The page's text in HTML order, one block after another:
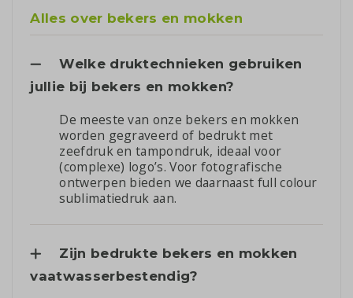
Alles over bekers en mokken
Welke druktechnieken gebruiken
jullie bij bekers en mokken?
De meeste van onze bekers en mokken
worden gegraveerd of bedrukt met
zeefdruk en tampondruk, ideaal voor
(complexe) logo’s. Voor fotografische
ontwerpen bieden we daarnaast full colour
sublimatiedruk aan.
Zijn bedrukte bekers en mokken
vaatwasserbestendig?